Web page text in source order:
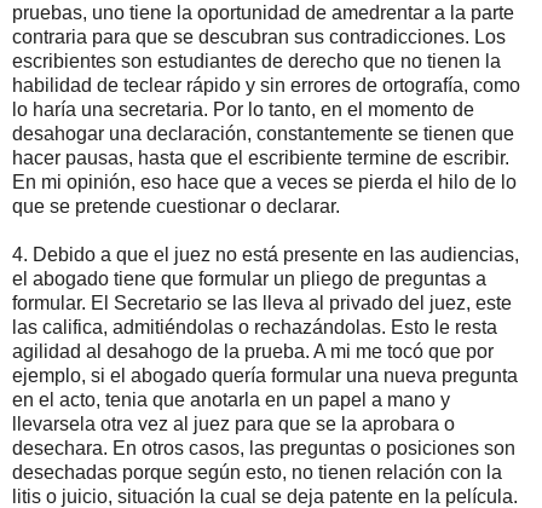
pruebas, uno tiene la oportunidad de amedrentar a la parte
contraria para que se descubran sus contradicciones. Los
escribientes son estudiantes de derecho que no tienen la
habilidad de teclear rápido y sin errores de ortografía, como
lo haría una secretaria. Por lo tanto, en el momento de
desahogar una declaración, constantemente se tienen que
hacer pausas, hasta que el escribiente termine de escribir.
En mi opinión, eso hace que a veces se pierda el hilo de lo
que se pretende cuestionar o declarar.
4. Debido a que el juez no está presente en las audiencias,
el abogado tiene que formular un pliego de preguntas a
formular. El Secretario se las lleva al privado del juez, este
las califica, admitiéndolas o rechazándolas. Esto le resta
agilidad al desahogo de la prueba. A mi me tocó que por
ejemplo, si el abogado quería formular una nueva pregunta
en el acto, tenia que anotarla en un papel a mano y
llevarsela otra vez al juez para que se la aprobara o
desechara. En otros casos, las preguntas o posiciones son
desechadas porque según esto, no tienen relación con la
litis o juicio, situación la cual se deja patente en la película.